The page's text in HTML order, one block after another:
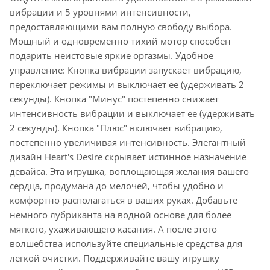
вибрации и 5 уровнями интенсивности,
предоставляющими вам полную свободу выбора.
Мощный и одновременно тихий мотор способен
подарить неистовые яркие оргазмы. Удобное
управление: Кнопка вибрации запускает вибрацию,
переключает режимы и выключает ее (удерживать 2
секунды). Кнопка "Минус" постепенно снижает
интенсивность вибрации и выключает ее (удерживать
2 секунды). Кнопка "Плюс" включает вибрацию,
постепенно увеличивая интенсивность. Элегантный
дизайн Heart's Desire скрывает истинное назначение
девайса. Эта игрушка, воплощающая желания вашего
сердца, продумана до мелочей, чтобы удобно и
комфортно располагаться в ваших руках. Добавьте
немного лубриканта на водной основе для более
мягкого, ухаживающего касания. А после этого
волшебства используйте специальные средства для
легкой очистки. Поддерживайте вашу игрушку